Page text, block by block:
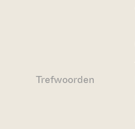
Trefwoorden